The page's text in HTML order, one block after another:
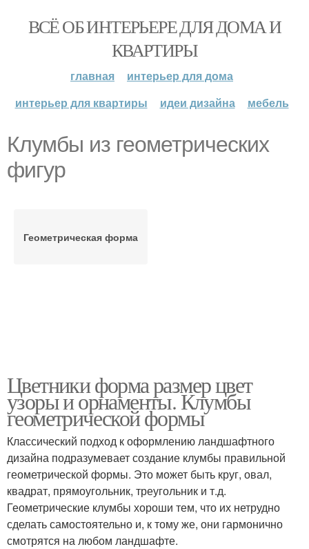
ВСЁ ОБ ИНТЕРЬЕРЕ ДЛЯ ДОМА И
КВАРТИРЫ
главная
интерьер для дома
интерьер для квартиры
идеи дизайна мебель
Клумбы из геометрических
фигур
Геометрическая форма
Цветники форма размер цвет
узоры и орнаменты. Клумбы
геометрической формы
Классический подход к оформлению ландшафтного
дизайна подразумевает создание клумбы правильной
геометрической формы. Это может быть круг, овал,
квадрат, прямоугольник, треугольник и т.д.
Геометрические клумбы хороши тем, что их нетрудно
сделать самостоятельно и, к тому же, они гармонично
смотрятся на любом ландшафте.